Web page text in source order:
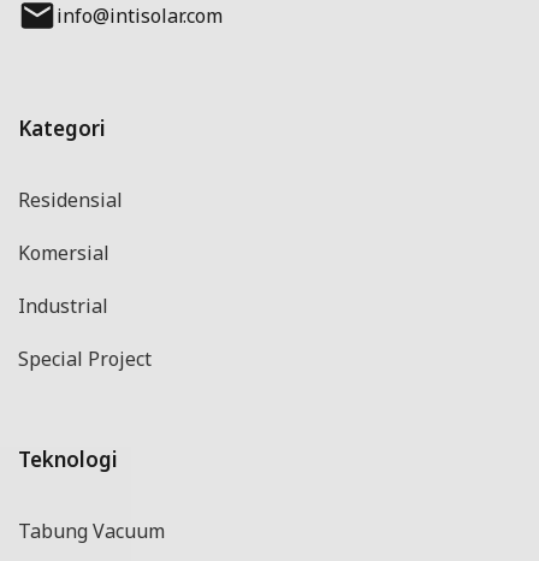
info@intisolar.com
Kategori
Residensial
Komersial
Industrial
Special Project
Teknologi
Tabung Vacuum